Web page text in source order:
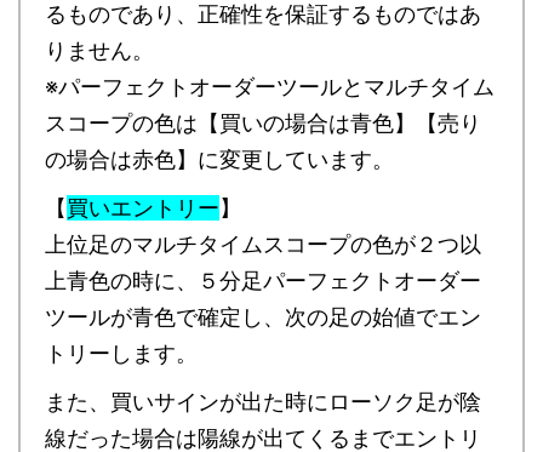
るものであり、正確性を保証するものではあ
りません。
※パーフェクトオーダーツールとマルチタイム
スコープの色は【買いの場合は青色】【売り
の場合は赤色】に変更しています。
【買いエントリー】
上位足のマルチタイムスコープの色が２つ以
上青色の時に、５分足パーフェクトオーダー
ツールが青色で確定し、次の足の始値でエン
トリーします。
また、買いサインが出た時にローソク足が陰
線だった場合は陽線が出てくるまでエントリ